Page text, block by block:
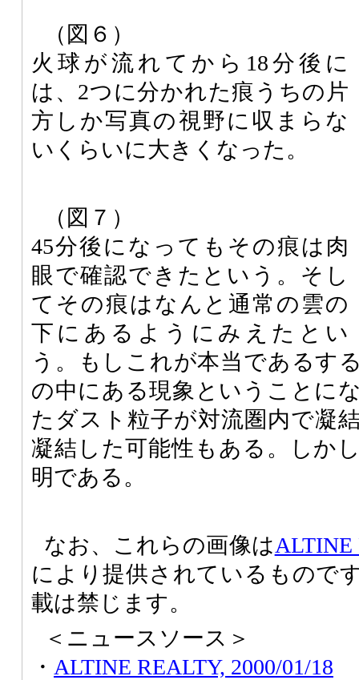
（図６）
火球が流れてから18分後に
は、2つに分かれた痕うちの片
方しか写真の視野に収まらな
いくらいに大きくなった。
（図７）
45分後になってもその痕は肉
眼で確認できたという。そし
てその痕はなんと通常の雲の
下にあるようにみえたとい
う。もしこれが本当であるす
の中にある現象ということに
たダスト粒子が対流圏内で凝
凝結した可能性もある。しか
明である。
なお、これらの画像はALTINE
により提供されているもので
載は禁じます。
＜ニュースソース＞
・ ALTINE REALTY, 2000/01/18